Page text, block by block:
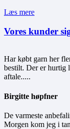
Læs mere
Vores kunder
Har købt garn her
bestilt. Der er hurtig
aftale.....
Birgitte høpfner
De varmeste
Morgen kom jeg i